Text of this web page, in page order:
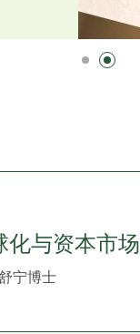
与资本市
宁博士